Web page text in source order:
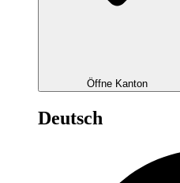
Öffne Kanton
Deutsch